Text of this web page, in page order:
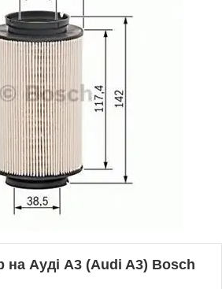
на Ауді A3 (Audi A3) Bosch